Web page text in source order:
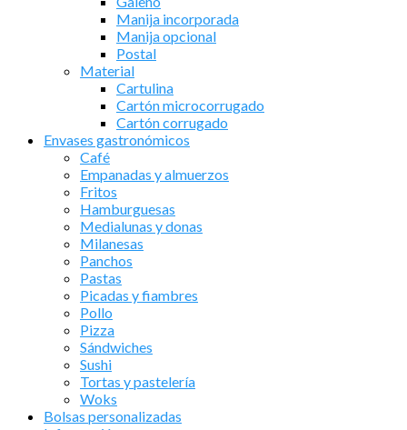
Manija incorporada
Manija opcional
Postal
Material
Cartulina
Cartón microcorrugado
Cartón corrugado
Envases gastronómicos
Café
Empanadas y almuerzos
Fritos
Hamburguesas
Medialunas y donas
Milanesas
Panchos
Pastas
Picadas y fiambres
Pollo
Pizza
Sándwiches
Sushi
Tortas y pastelería
Woks
Bolsas personalizadas